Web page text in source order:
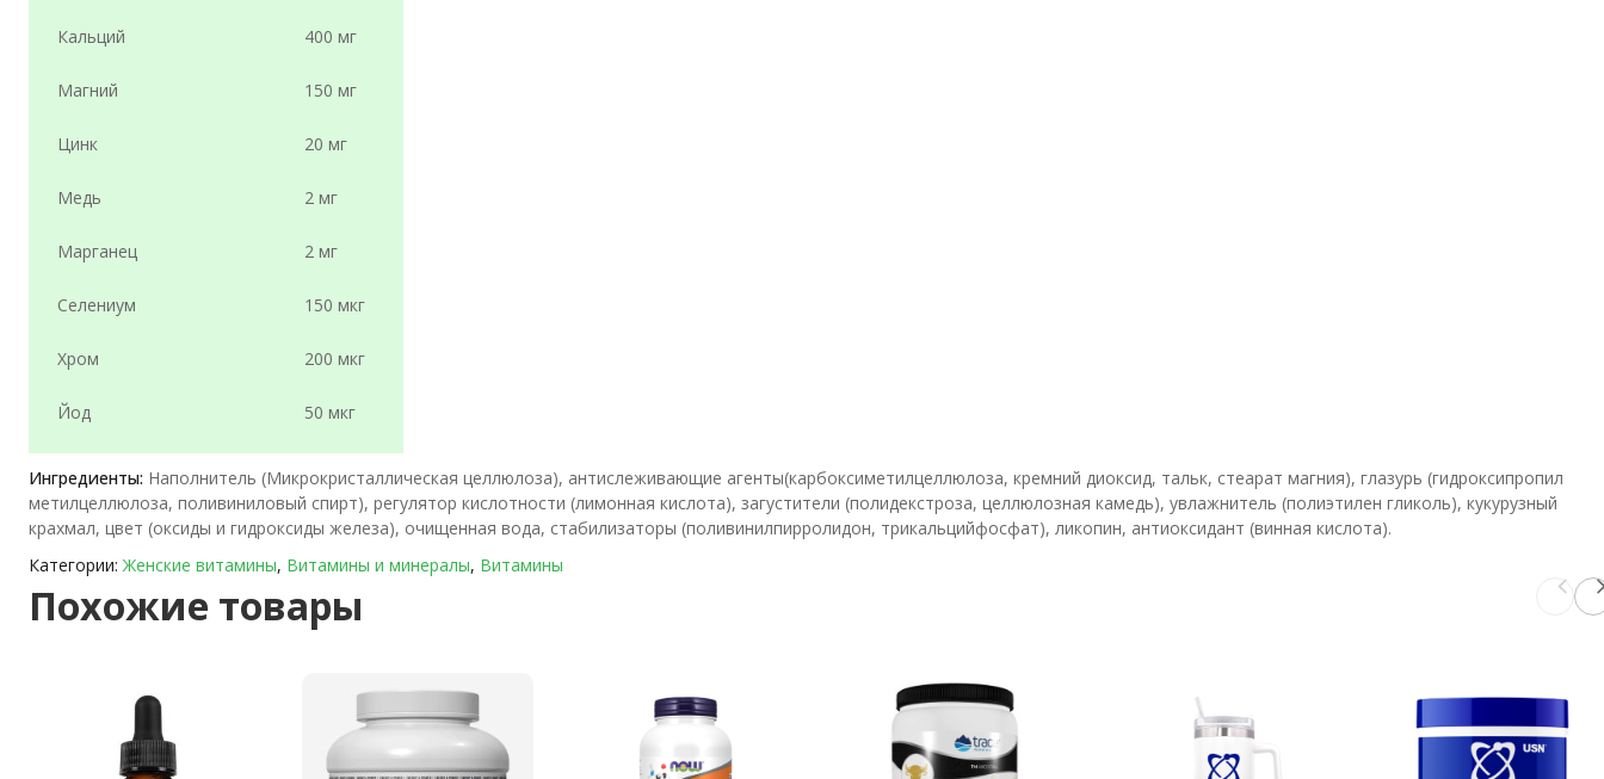
Кальций 400 мг
Магний 150 мг
Цинк 20 мг
Медь 2 мг
Марганец 2 мг
Селениум 150 мкг
Хром 200 мкг
Йод 50 мкг
Ингредиенты: Наполнитель (Микрокристаллическая целлюлоза), антислеживающие агенты(карбоксиметилцеллюлоза, кремний диоксид, тальк, стеарат магния), глазурь (гидроксипропил
метилцеллюлоза, поливиниловый спирт), регулятор кислотности (лимонная кислота), загустители (полидекстроза, целлюлозная камедь), увлажнитель (полиэтилен гликоль), кукурузный
крахмал, цвет (оксиды и гидроксиды железа), очищенная вода, стабилизаторы (поливинилпирролидон, трикальцийфосфат), ликопин, антиоксидант (винная кислота).
Категории:Женские витамины, Витамины и минералы, Витамины
Похожие товары